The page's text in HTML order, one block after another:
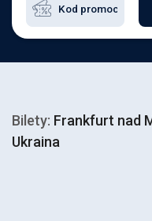
Bilety: Frankfurt nad
Ukraina